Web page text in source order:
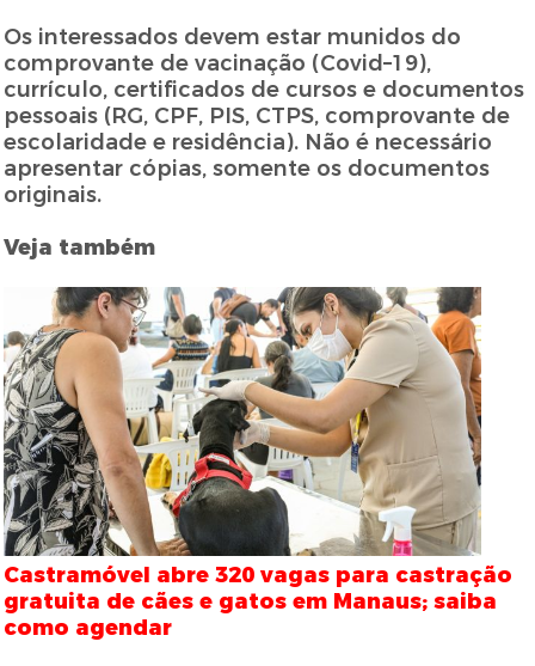
Os interessados devem estar munidos do
comprovante de vacinação (Covid–19),
currículo, certificados de cursos e documentos
pessoais (RG, CPF, PIS, CTPS, comprovante de
escolaridade e residência). Não é necessário
apresentar cópias, somente os documentos
originais.
Veja também
Castramóvel abre 320 vagas para castração
gratuita de cães e gatos em Manaus; saiba
como agendar